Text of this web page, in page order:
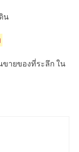
น
ายของที่ระลึก ใน